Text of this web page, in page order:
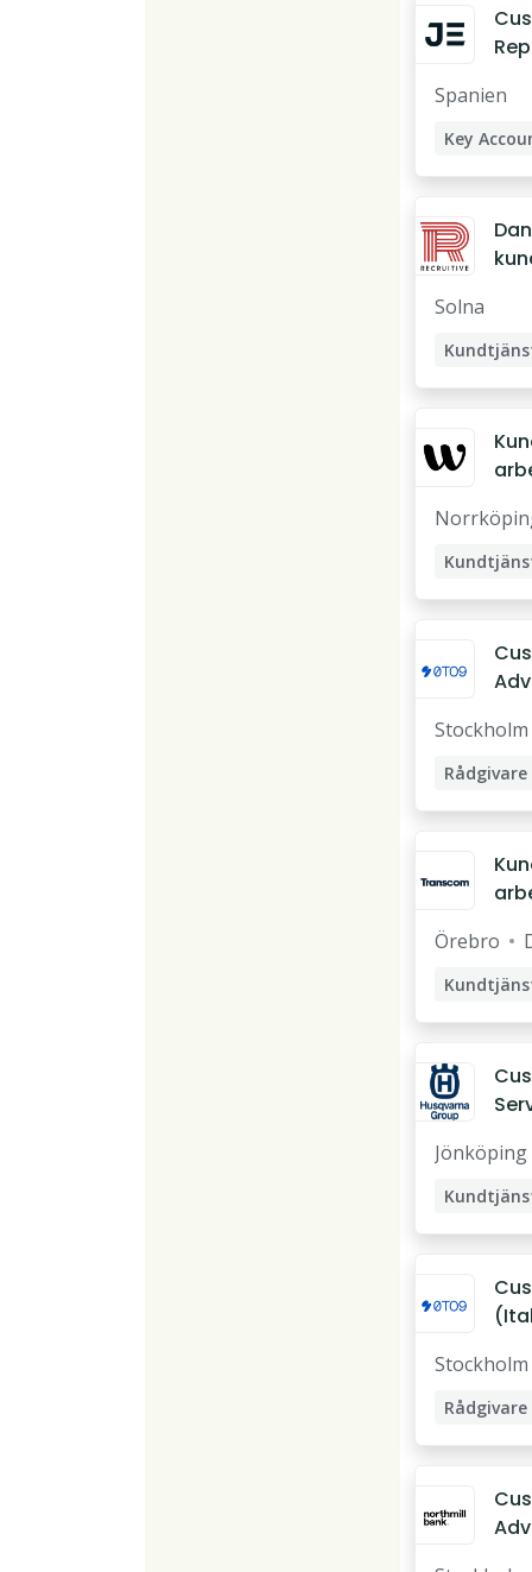
-
Spanien
Key
Solna
Stockholm
Rådgivare
Örebro
Jönköping
Stockholm
Rådgivare